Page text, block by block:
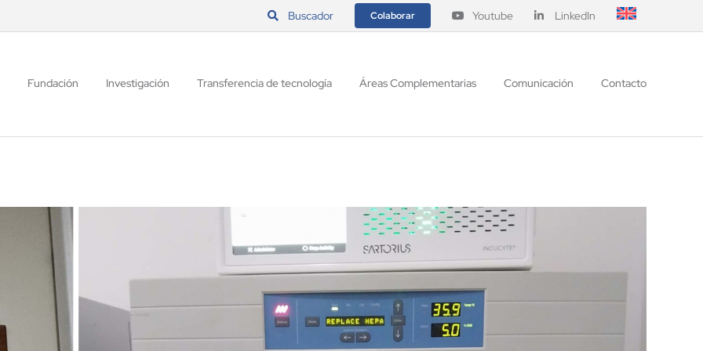
Buscador Colaborar Youtube LinkedIn
Fundación Investigación Transferencia de tecnología Áreas Complementarias Comunicación Contacto